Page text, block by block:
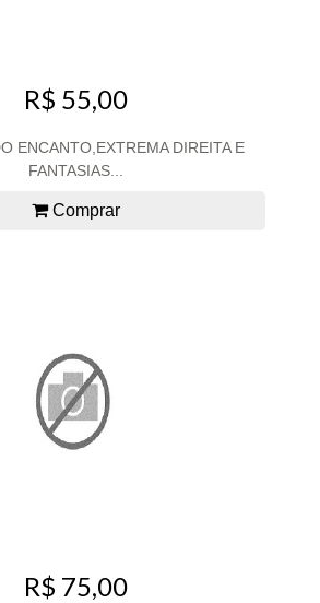
R$ 55,00
ENCANTO,EXTREMA DIREITA E
FANTASIAS...
Comprar
R$ 75,00